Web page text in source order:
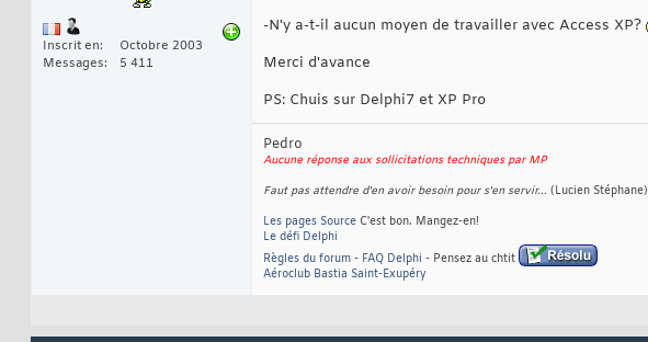
Inscrit en
Octobre 2003
Messages
5 411
-N'y a-t-il aucun moyen de travailler avec Access XP?
Merci d'avance
PS: Chuis sur Delphi7 et XP Pro
Pedro
Aucune réponse aux sollicitations techniques par MP
Faut pas attendre d'en avoir besoin pour s'en servir... (Lucien Stéphane)
Les pages Source C'est bon. Mangez-en!
Le défi Delphi
Règles du forum - FAQ Delphi - Pensez au chtit
Aéroclub Bastia Saint-Exupéry